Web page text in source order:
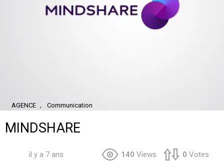
AGENCE , Communication
MINDSHARE
il y a 7 ans 140 Views 0 Votes